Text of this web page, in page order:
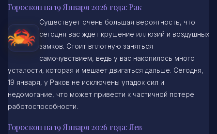
Гороскоп на 19 Января 2026 года: Рак
Существует очень большая вероятность, что
сегодня вас ждет крушение иллюзий и воздушных
замков. Стоит вплотную заняться
самочувствием, ведь у вас накопилось много
усталости, которая и мешает двигаться дальше. Сегодня,
19 января, у Раков не исключены упадок сил и
недомогание, что может привести к частичной потере
работоспособности.
Гороскоп на 19 Января 2026 года: Лев